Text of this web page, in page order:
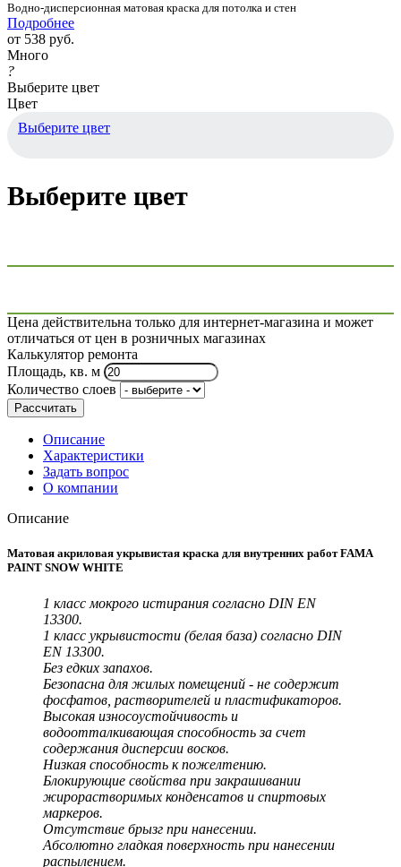
Водно-дисперсионная матовая краска для потолка и стен
Подробнее
от 538 руб.
Много
?
Выберите цвет
Цвет
Выберите цвет
Выберите цвет
Цена действительна только для интернет-магазина и может
отличаться от цен в розничных магазинах
Калькулятор ремонта
Площадь, кв. м
Количество слоев
Рассчитать
Описание
Характеристики
Задать вопрос
О компании
Описание
Матовая акриловая укрывистая краска для внутренних работ FAMA
PAINT SNOW WHITE
1 класс мокрого истирания согласно DIN EN
13300.
1 класс укрывистости (белая база) согласно DIN
EN 13300.
Без едких запахов.
Безопасна для жилых помещений - не содержит
фосфатов, растворителей и пластификаторов.
Высокая износоустойчивость и
водоотталкивающая способность за счет
содержания дисперсии восков.
Низкая способность к пожелтению.
Блокирующие свойства при закрашивании
жирорастворимых конденсатов и спиртовых
маркеров.
Отсутствие брызг при нанесении.
Абсолютно гладкая поверхность при нанесении
распылением.